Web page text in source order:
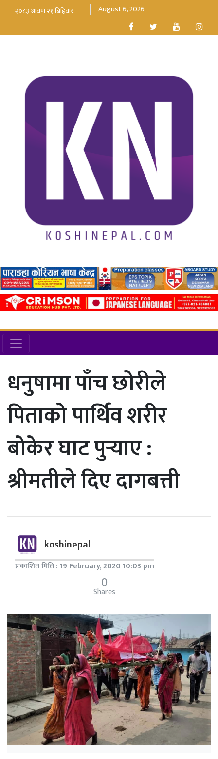
August 6, 2026
धनुषामा पाँच छोरीले
पिताको पार्थिव शरीर
बोकेर घाट पुर्‍याए :
श्रीमतीले दिए दागबत्ती
koshinepal
प्रकाशित मिति : 19 February, 2020 10:03 pm
0
Shares